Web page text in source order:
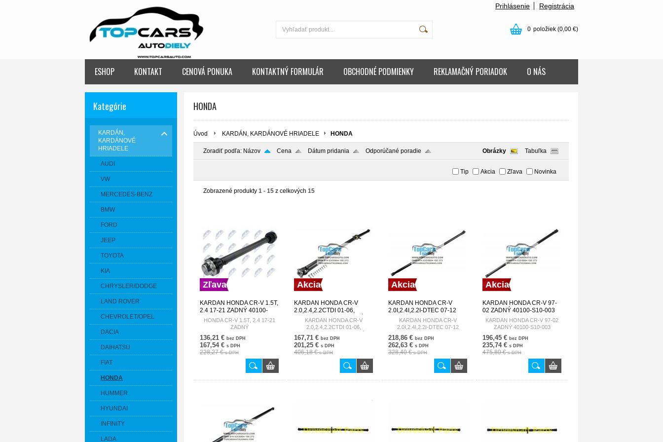
Prihlásenie Registrácia
0 položiek (0,00 €)
ESHOP KONTAKT CENOVÁ PONUKA KONTAKTNÝ FORMULÁR OBCHODNÉ PODMIENKY REKLAMAČNÝ PORIADOK O NÁS
Kategórie
KARDÁN,
KARDÁNOVÉ
HRIADELE
AUDI
VW
MERCEDES-BENZ
BMW
FORD
JEEP
TOYOTA
KIA
CHRYSLER/DODGE
LAND ROVER
CHEVROLET/OPEL
DACIA
DAIHATSU
FIAT
HONDA
HUMMER
HYUNDAI
INFINITY
LADA
HONDA
Úvod KARDÁN, KARDÁNOVÉ HRIADELE HONDA
Zoradiť podľa: Názov Cena Dátum pridania Odporúčané poradie Obrázky Tabuľka
Tip Akcia Zľava Novinka
Zobrazené produkty 1 - 15 z celkových 15
Zľava
KARDAN HONDA CR-V 1.5T,
2.4 17-21 ZADNÝ 40100-
TLA-A02 NWN-HD-006
HONDA CR-V 1.5T, 2.4 17-21
ZADNÝ
136,21 € bez DPH
167,54 € s DPH
228,27 €s DPH
Akcia
KARDAN HONDA CR-V
2.0,2.4,2.2CTDI 01-06,
ELEMENT 2.4 03- ZADNÝ
40100-S9A-E01
KARDAN HONDA CR-V
2.0,2.4,2.2CTDI 01-06,
ELEMENT 2.4 03- ZADNÝ
40100-S9A-E01
167,71 € bez DPH
201,25 € s DPH
406,18 €s DPH
Akcia
KARDAN HONDA CR-V
2.0I,2.4I,2.2I-DTEC 07-12
40100-P0A-P02
KARDAN HONDA CR-V
2.0I,2.4I,2.2I-DTEC 07-12
40100-P0A-P02
218,86 € bez DPH
262,63 € s DPH
328,40 €s DPH
Akcia
KARDAN HONDA CR-V 97-
02 ZADNÝ 40100-S10-003
KARDAN HONDA CR-V 97-02
ZADNÝ 40100-S10-003
196,45 € bez DPH
235,74 € s DPH
475,80 €s DPH